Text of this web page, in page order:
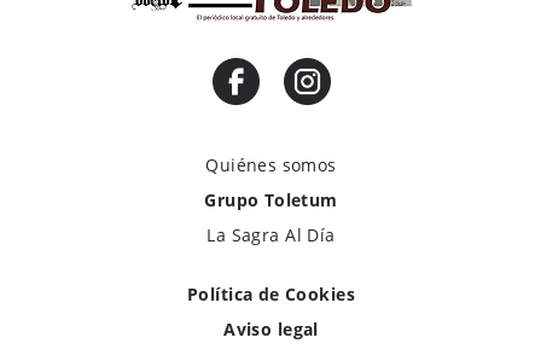
Quiénes somos
Grupo Toletum
La Sagra Al Día
Política de Cookies
Aviso legal